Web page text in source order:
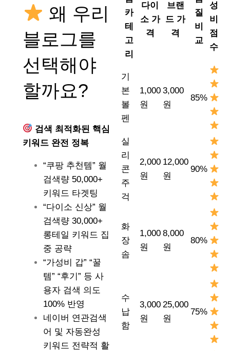
왜 우리
블로그를
선택해야
할까요?
검색 최적화된 핵심
키워드 완전 정복
“쿠팡 추천템” 월
검색량 50,000+
키워드 타겟팅
“다이소 신상” 월
검색량 30,000+
롱테일 키워드 집
중 공략
“가성비 갑” “꿀
템” “후기” 등 사
용자 검색 의도
100% 반영
네이버 연관검색
어 및 자동완성
키워드 전략적 활
카
테
고
리
다이
소 가
격
브랜
드 가
격
질
비
교
성
비
점
수
기
본
볼
펜
1,000
원
3,000
원
85%
실
리
콘
주
걱
2,000
원
12,000
원
90%
화
장
솜
1,000
원
8,000
원
80%
수
납
함
3,000
원
25,000
원
75%